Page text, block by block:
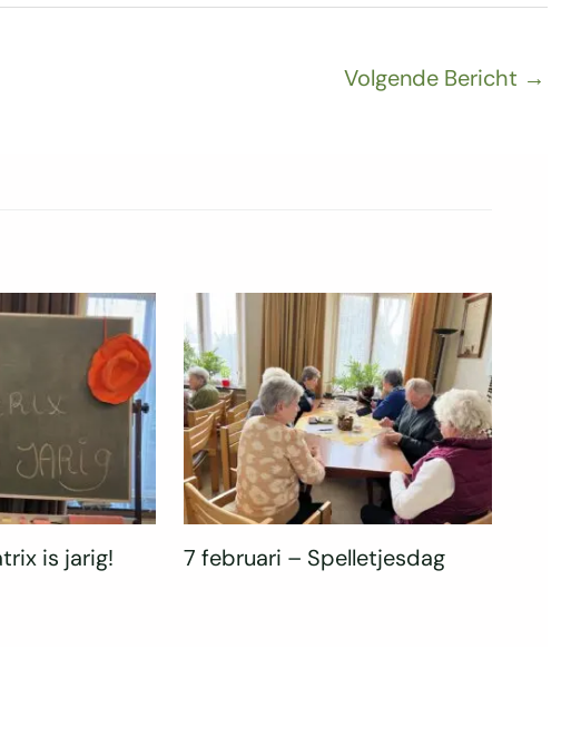
Volgende Bericht →
is jarig! 7 februari – Spelletjesdag